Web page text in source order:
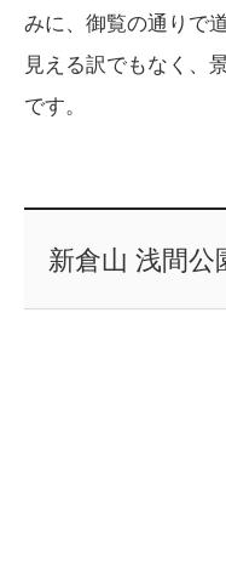
みに、御覧の通りで
見える訳でもなく、
です。
新倉山 浅間公